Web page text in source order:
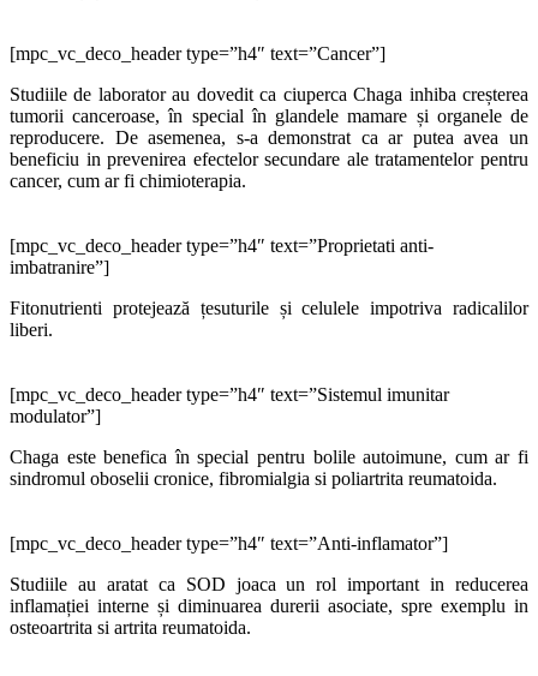
[mpc_vc_deco_header type=”h4″ text=”Cancer”]
Studiile de laborator au dovedit ca ciuperca Chaga inhiba creșterea
tumorii canceroase, în special în glandele mamare și organele de
reproducere. De asemenea, s-a demonstrat ca ar putea avea un
beneficiu in prevenirea efectelor secundare ale tratamentelor pentru
cancer, cum ar fi chimioterapia.
[mpc_vc_deco_header type=”h4″ text=”Proprietati anti-
imbatranire”]
Fitonutrienti protejează țesuturile și celulele impotriva radicalilor
liberi.
[mpc_vc_deco_header type=”h4″ text=”Sistemul imunitar
modulator”]
Chaga este benefica în special pentru bolile autoimune, cum ar fi
sindromul oboselii cronice, fibromialgia si poliartrita reumatoida.
[mpc_vc_deco_header type=”h4″ text=”Anti-inflamator”]
Studiile au aratat ca SOD joaca un rol important in reducerea
inflamației interne și diminuarea durerii asociate, spre exemplu in
osteoartrita si artrita reumatoida.